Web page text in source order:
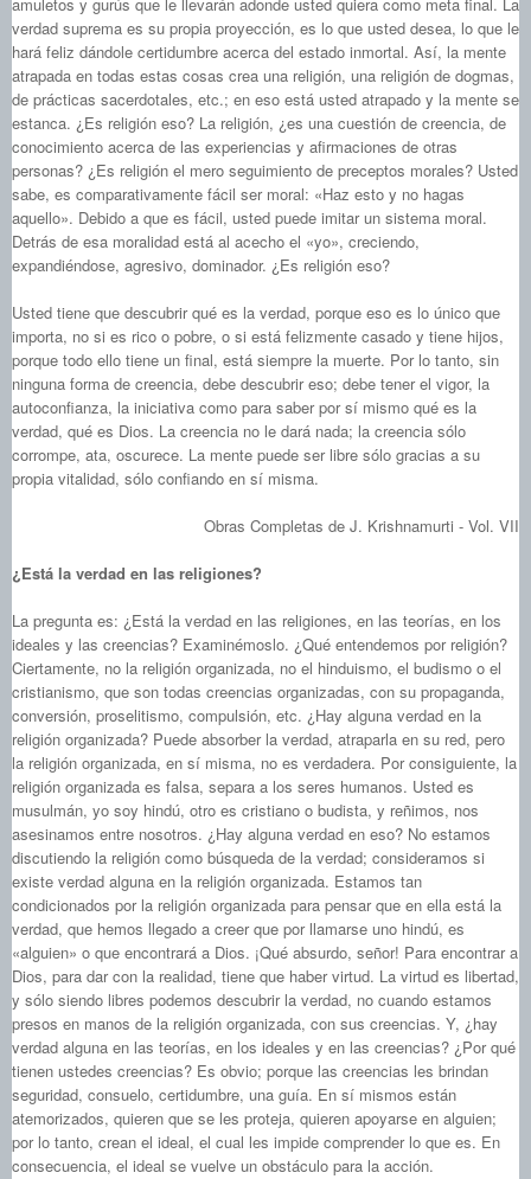
amuletos y gurús que le llevarán adonde usted quiera como meta final. La
verdad suprema es su propia proyección, es lo que usted desea, lo que le
hará feliz dándole certidumbre acerca del estado inmortal. Así, la mente
atrapada en todas estas cosas crea una religión, una religión de dogmas,
de prácticas sacerdotales, etc.; en eso está usted atrapado y la mente se
estanca. ¿Es religión eso? La religión, ¿es una cuestión de creencia, de
conocimiento acerca de las experiencias y afirmaciones de otras
personas? ¿Es religión el mero seguimiento de preceptos morales? Usted
sabe, es comparativamente fácil ser moral: «Haz esto y no hagas
aquello». Debido a que es fácil, usted puede imitar un sistema moral.
Detrás de esa moralidad está al acecho el «yo», creciendo,
expandiéndose, agresivo, dominador. ¿Es religión eso?
Usted tiene que descubrir qué es la verdad, porque eso es lo único que
importa, no si es rico o pobre, o si está felizmente casado y tiene hijos,
porque todo ello tiene un final, está siempre la muerte. Por lo tanto, sin
ninguna forma de creencia, debe descubrir eso; debe tener el vigor, la
autoconfianza, la iniciativa como para saber por sí mismo qué es la
verdad, qué es Dios. La creencia no le dará nada; la creencia sólo
corrompe, ata, oscurece. La mente puede ser libre sólo gracias a su
propia vitalidad, sólo confiando en sí misma.
Obras Completas de J. Krishnamurti - Vol. VII
¿Está la verdad en las religiones?
La pregunta es: ¿Está la verdad en las religiones, en las teorías, en los
ideales y las creencias? Examinémoslo. ¿Qué entendemos por religión?
Ciertamente, no la religión organizada, no el hinduismo, el budismo o el
cristianismo, que son todas creencias organizadas, con su propaganda,
conversión, proselitismo, compulsión, etc. ¿Hay alguna verdad en la
religión organizada? Puede absorber la verdad, atraparla en su red, pero
la religión organizada, en sí misma, no es verdadera. Por consiguiente, la
religión organizada es falsa, separa a los seres humanos. Usted es
musulmán, yo soy hindú, otro es cristiano o budista, y reñimos, nos
asesinamos entre nosotros. ¿Hay alguna verdad en eso? No estamos
discutiendo la religión como búsqueda de la verdad; consideramos si
existe verdad alguna en la religión organizada. Estamos tan
condicionados por la religión organizada para pensar que en ella está la
verdad, que hemos llegado a creer que por llamarse uno hindú, es
«alguien» o que encontrará a Dios. ¡Qué absurdo, señor! Para encontrar a
Dios, para dar con la realidad, tiene que haber virtud. La virtud es libertad,
y sólo siendo libres podemos descubrir la verdad, no cuando estamos
presos en manos de la religión organizada, con sus creencias. Y, ¿hay
verdad alguna en las teorías, en los ideales y en las creencias? ¿Por qué
tienen ustedes creencias? Es obvio; porque las creencias les brindan
seguridad, consuelo, certidumbre, una guía. En sí mismos están
atemorizados, quieren que se les proteja, quieren apoyarse en alguien;
por lo tanto, crean el ideal, el cual les impide comprender lo que es. En
consecuencia, el ideal se vuelve un obstáculo para la acción.